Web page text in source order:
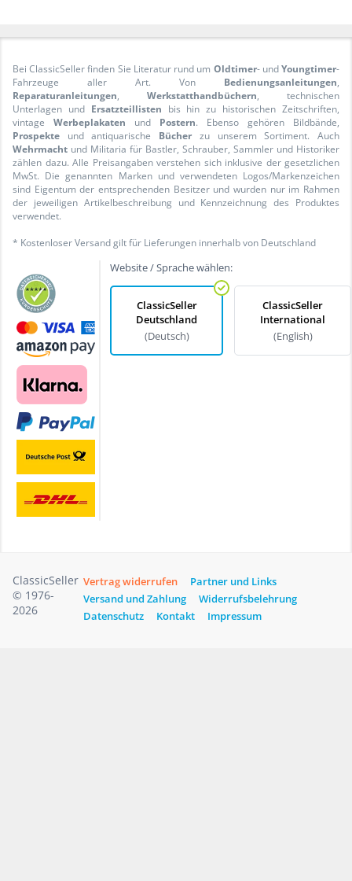
Bei ClassicSeller finden Sie Literatur rund um Oldtimer- undYoungtimer-
Fahrzeuge aller Art. Von Bedienungsanleitungen,
Reparaturanleitungen, Werkstatthandbüchern, technischen
Unterlagen und Ersatzteillisten bis hin zu historischen Zeitschriften,
vintage Werbeplakaten und Postern. Ebenso gehören Bildbände,
Prospekte und antiquarische Bücher zu unserem Sortiment. Auch
Wehrmacht und Militaria für Bastler, Schrauber, Sammler und Historiker
zählen dazu. Alle Preisangaben verstehen sich inklusive der gesetzlichen
MwSt. Die genannten Marken und verwendeten Logos/Markenzeichen
sind Eigentum der entsprechenden Besitzer und wurden nur im Rahmen
der jeweiligen Artikelbeschreibung und Kennzeichnung des Produktes
verwendet.
* Kostenloser Versand gilt für Lieferungen innerhalb von Deutschland
Website / Sprache wählen:
ClassicSeller
Deutschland
(Deutsch)
ClassicSeller
International
(English)
ClassicSeller
© 1976-
2026
Vertrag widerrufen
Partner und Links
Versand und Zahlung
Widerrufsbelehrung
Datenschutz
Kontakt Impressum